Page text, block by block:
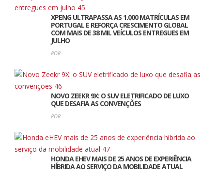
TECNOLOGIA
COMUNICADOS DE IMPRENSA NOTICIAS
A PORSCHE MELHORA A EXPERIÊNCIA DE
CONDUÇÃO DE TODOS OS MODELOS TAYCAN
XPENG ULTRAPASSA AS 1.000 MATRÍCULAS EM
PORTUGAL E REFORÇA CRESCIMENTO GLOBAL
COM MAIS DE 38 MIL VEÍCULOS ENTREGUES EM
JULHO
POR
NOVO ZEEKR 9X: O SUV ELETRIFICADO DE LUXO
QUE DESAFIA AS CONVENÇÕES
POR
HONDA EHEV MAIS DE 25 ANOS DE EXPERIÊNCIA
HÍBRIDA AO SERVIÇO DA MOBILIDADE ATUAL